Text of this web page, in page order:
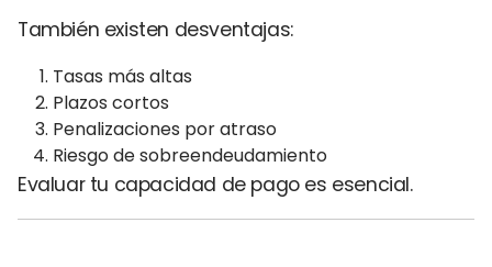
También existen desventajas:
Tasas más altas
Plazos cortos
Penalizaciones por atraso
Riesgo de sobreendeudamiento
Evaluar tu capacidad de pago es esencial.